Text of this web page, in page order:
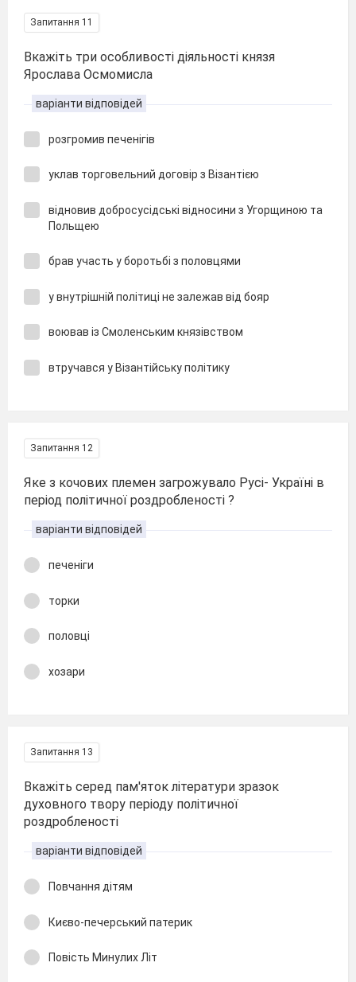
Запитання 11
Вкажіть три особливості діяльності князя
Ярослава Осмомисла
варіанти відповідей
розгромив печенігів
уклав торговельний договір з Візантією
відновив добросусідські відносини з Угорщиною та
Польщею
брав участь у боротьбі з половцями
у внутрішній політиці не залежав від бояр
воював із Смоленським князівством
втручався у Візантійську політику
Запитання 12
Яке з кочових племен загрожувало Русі- Україні в
період політичної роздробленості ?
варіанти відповідей
печеніги
торки
половці
хозари
Запитання 13
Вкажіть серед пам'яток літератури зразок
духовного твору періоду політичної
роздробленості
варіанти відповідей
Повчання дітям
Києво-печерський патерик
Повість Минулих Літ